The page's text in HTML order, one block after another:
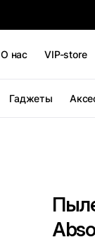
О нас VIP-store
Гаджеты